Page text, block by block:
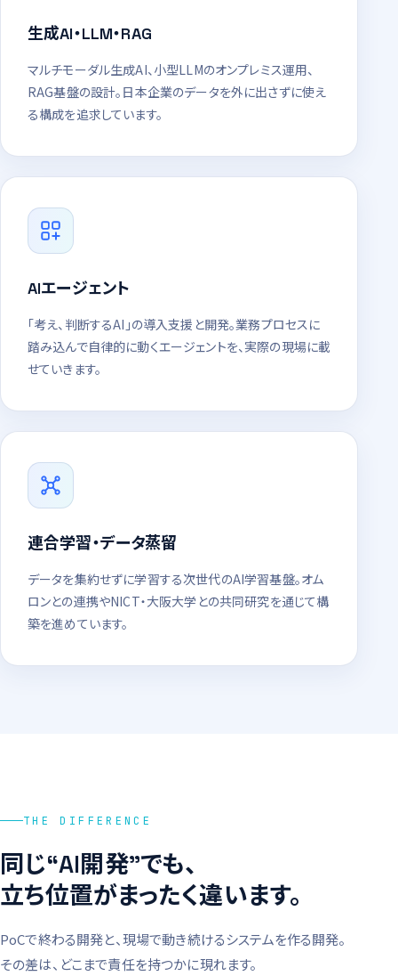
生成AI・LLM・RAG
マルチモーダル生成AI、小型LLMのオンプレミス運用、
RAG基盤の設計。日本企業のデータを外に出さずに使え
る構成を追求しています。
AIエージェント
「考え、判断するAI」の導入支援と開発。業務プロセスに
踏み込んで自律的に動くエージェントを、実際の現場に載
せていきます。
連合学習・データ蒸留
データを集約せずに学習する次世代のAI学習基盤。オム
ロンとの連携やNICT・大阪大学との共同研究を通じて構
築を進めています。
THE DIFFERENCE
同じ“AI開発”でも、
立ち位置がまったく違います。
PoCで終わる開発と、現場で動き続けるシステムを作る開発。
その差は、どこまで責任を持つかに現れます。